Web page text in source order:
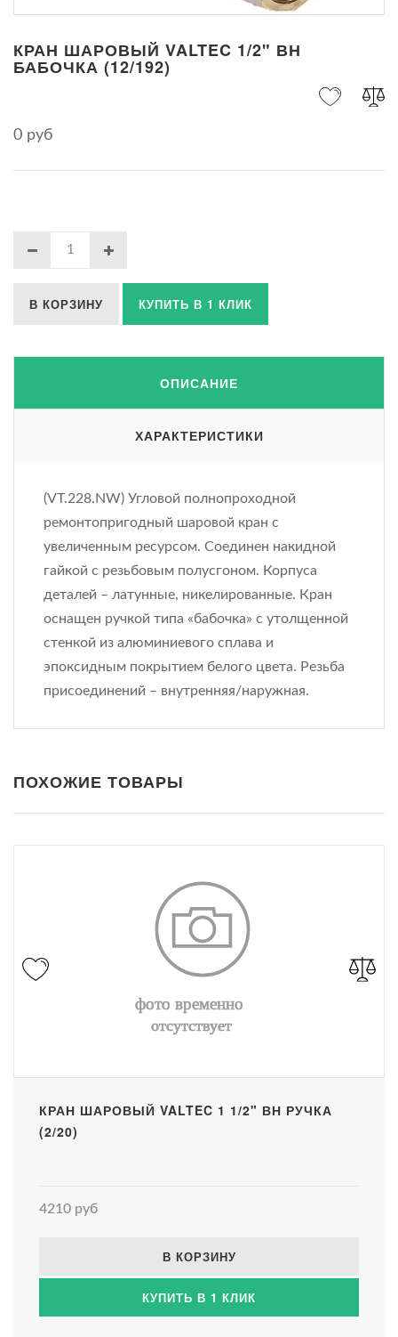
КРАН ШАРОВЫЙ VALTEC 1/2" ВН
БАБОЧКА (12/192)
0 руб
В КОРЗИНУ КУПИТЬ В 1 КЛИК
ОПИСАНИЕ
ХАРАКТЕРИСТИКИ
(VT.228.NW) Угловой полнопроходной
ремонтопригодный шаровой кран с
увеличенным ресурсом. Соединен накидной
гайкой с резьбовым полусгоном. Корпуса
деталей – латунные, никелированные. Кран
оснащен ручкой типа «бабочка» с утолщенной
стенкой из алюминиевого сплава и
эпоксидным покрытием белого цвета. Резьба
присоединений – внутренняя/наружная.
ПОХОЖИЕ ТОВАРЫ
КРАН ШАРОВЫЙ VALTEC 1 1/2" ВН РУЧКА
(2/20)
4210 руб
В КОРЗИНУ
КУПИТЬ В 1 КЛИК